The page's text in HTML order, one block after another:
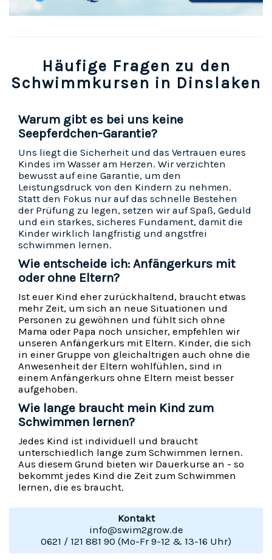
Häufige Fragen zu den
Schwimmkursen in Dinslaken
Warum gibt es bei uns keine
Seepferdchen-Garantie?
Uns liegt die Sicherheit und das Vertrauen eures
Kindes im Wasser am Herzen. Wir verzichten
bewusst auf eine Garantie, um den
Leistungsdruck von den Kindern zu nehmen.
Statt den Fokus nur auf das schnelle Bestehen
der Prüfung zu legen, setzen wir auf Spaß, Geduld
und ein starkes, sicheres Fundament, damit die
Kinder wirklich langfristig und angstfrei
schwimmen lernen.
Wie entscheide ich: Anfängerkurs mit
oder ohne Eltern?
Ist euer Kind eher zurückhaltend, braucht etwas
mehr Zeit, um sich an neue Situationen und
Personen zu gewöhnen und fühlt sich ohne
Mama oder Papa noch unsicher, empfehlen wir
unseren Anfängerkurs mit Eltern. Kinder, die sich
in einer Gruppe von gleichaltrigen auch ohne die
Anwesenheit der Eltern wohlfühlen, sind in
einem Anfängerkurs ohne Eltern meist besser
aufgehoben.
Wie lange braucht mein Kind zum
Schwimmen lernen?
Jedes Kind ist individuell und braucht
unterschiedlich lange zum Schwimmen lernen.
Aus diesem Grund bieten wir Dauerkurse an - so
bekommt jedes Kind die Zeit zum Schwimmen
lernen, die es braucht.
Kontakt
info@swim2grow.de
0621 / 121 881 90 (Mo-Fr 9-12 & 13-16 Uhr)